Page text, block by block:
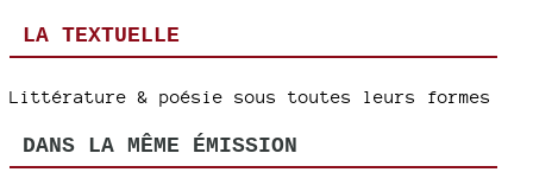
LA TEXTUELLE
Littérature & poésie sous toutes leurs formes
DANS LA MÊME ÉMISSION